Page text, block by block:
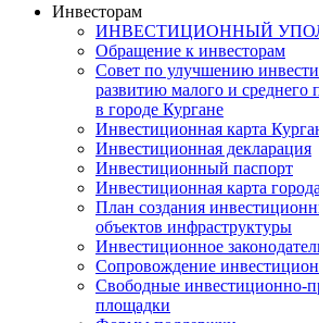
Инвесторам
ИНВЕСТИЦИОННЫЙ
Обращение к инвесторам
Совет по улучшению
развитию малого и среднего
в городе Кургане
Инвестиционная карта
Инвестиционная декларация
Инвестиционный паспорт
Инвестиционная карта
План создания
объектов инфраструктуры
Инвестиционное
Сопровождение
Свободные инвестиционно-
площадки